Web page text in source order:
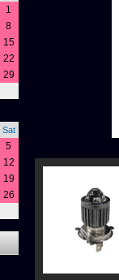
1
8
15
22
29
Sat
5
12
19
26